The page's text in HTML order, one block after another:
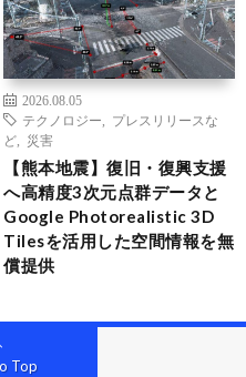
2026.08.05
テクノロジー
プレスリリースな
ど
災害
【熊本地震】復旧・復興支援
へ高精度3次元点群データと
Google Photorealistic 3D
Tilesを活用した空間情報を無
償提供
Top